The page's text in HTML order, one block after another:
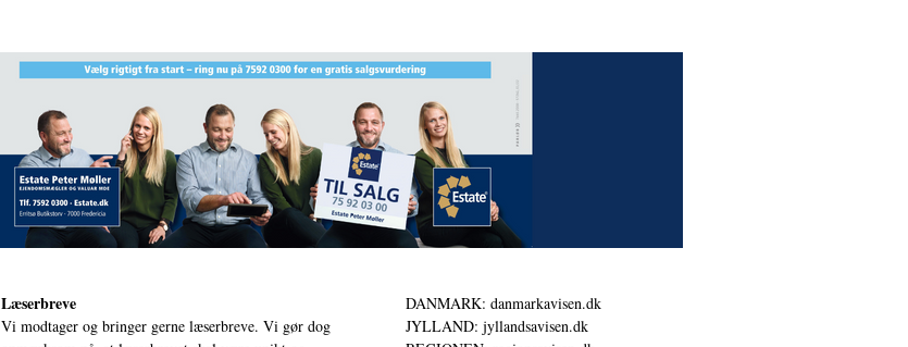
Læserbreve
Vi modtager og bringer gerne læserbreve. Vi gør dog
DANMARK: danmarkavisen.dk
JYLLAND: jyllandsavisen.dk